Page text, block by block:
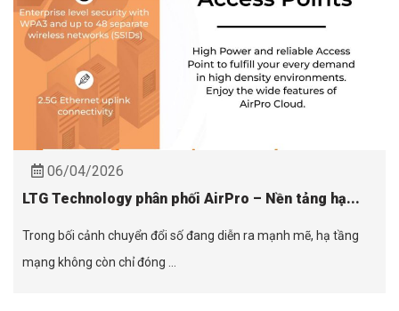
06/04/2026
LTG Technology phân phối AirPro – Nền tảng hạ...
Trong bối cảnh chuyển đổi số đang diễn ra mạnh mẽ, hạ tầng
mạng không còn chỉ đóng ...